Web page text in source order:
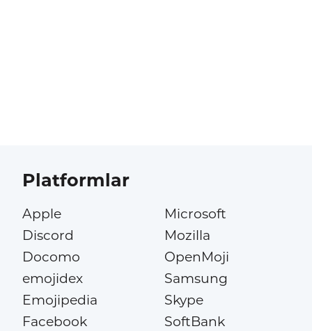
Platformlar
Apple
Discord
Docomo
emojidex
Emojipedia
Facebook
Microsoft
Mozilla
OpenMoji
Samsung
Skype
SoftBank